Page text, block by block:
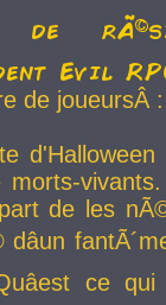
Evil
de
morts-
de les
dâun
ce